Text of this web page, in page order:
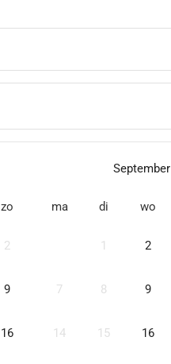
zo
2
9
16
September
ma di wo
1 2
7 8 9
14 15 16